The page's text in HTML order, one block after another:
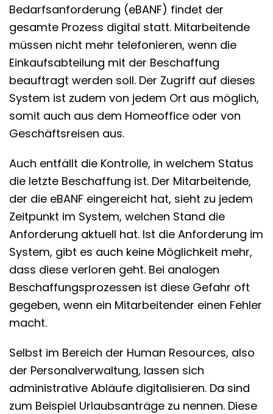
Bedarfsanforderung (eBANF) findet der
gesamte Prozess digital statt. Mitarbeitende
müssen nicht mehr telefonieren, wenn die
Einkaufsabteilung mit der Beschaffung
beauftragt werden soll. Der Zugriff auf dieses
System ist zudem von jedem Ort aus möglich,
somit auch aus dem Homeoffice oder von
Geschäftsreisen aus.
Auch entfällt die Kontrolle, in welchem Status
die letzte Beschaffung ist. Der Mitarbeitende,
der die eBANF eingereicht hat, sieht zu jedem
Zeitpunkt im System, welchen Stand die
Anforderung aktuell hat. Ist die Anforderung im
System, gibt es auch keine Möglichkeit mehr,
dass diese verloren geht. Bei analogen
Beschaffungsprozessen ist diese Gefahr oft
gegeben, wenn ein Mitarbeitender einen Fehler
macht.
Selbst im Bereich der Human Resources, also
der Personalverwaltung, lassen sich
administrative Abläufe digitalisieren. Da sind
zum Beispiel Urlaubsanträge zu nennen. Diese